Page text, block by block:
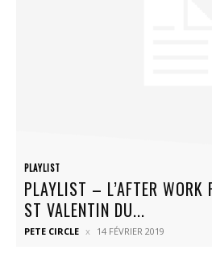
PLAYLIST
PLAYLIST – L’AFTER WORK
ST VALENTIN DU...
PETE CIRCLE 14 FÉVRIER 2019